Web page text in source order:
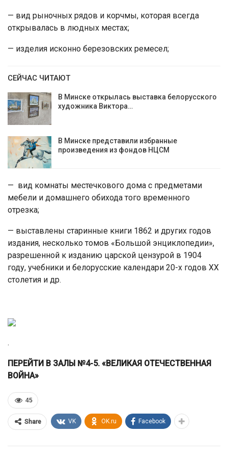
— вид рыночных рядов и корчмы, которая всегда
открывалась в людных местах;
— изделия исконно березовских ремесел;
СЕЙЧАС ЧИТАЮТ
В Минске открылась выставка белорусского
художника Виктора…
В Минске представили избранные
произведения из фондов НЦСМ
— вид комнаты местечкового дома с предметами
мебели и домашнего обихода того временного
отрезка;
— выставлены старинные книги 1862 и других годов
издания, несколько томов «Большой энциклопедии»,
разрешенной к изданию царской цензурой в 1904
году, учебники и белорусские календари 20-х годов XX
столетия и др.
.
ПЕРЕЙТИ В ЗАЛЫ №4-5. «ВЕЛИКАЯ ОТЕЧЕСТВЕННАЯ
ВОЙНА»
45
Share VK OK.ru Facebook